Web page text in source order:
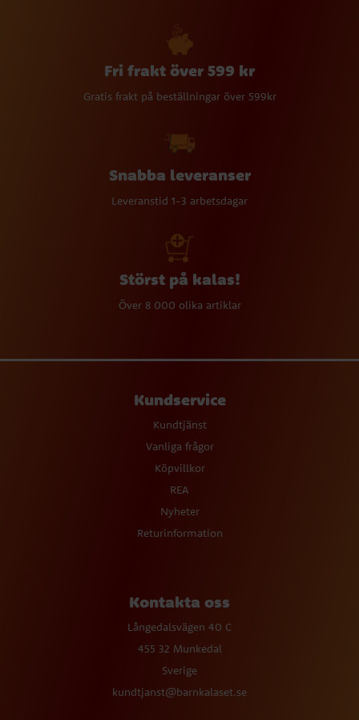
Fri frakt över 599 kr
Gratis frakt på beställningar över 599kr
Snabba leveranser
Leveranstid 1-3 arbetsdagar
Störst på kalas!
Över 8 000 olika artiklar
Kundservice
Kundtjänst
Vanliga frågor
Köpvillkor
REA
Nyheter
Returinformation
Kontakta oss
Långedalsvägen 40 C
455 32 Munkedal
Sverige
kundtjanst@barnkalaset.se